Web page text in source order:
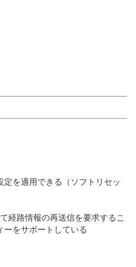
を適用できる（ソフトリセッ
経路情報の再送信を要求するこ
をサポートしている